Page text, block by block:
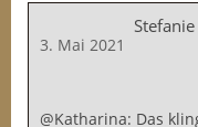
Stefanie
3. Mai 2021
@Katharina: Das